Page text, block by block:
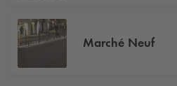
Marché Neuf